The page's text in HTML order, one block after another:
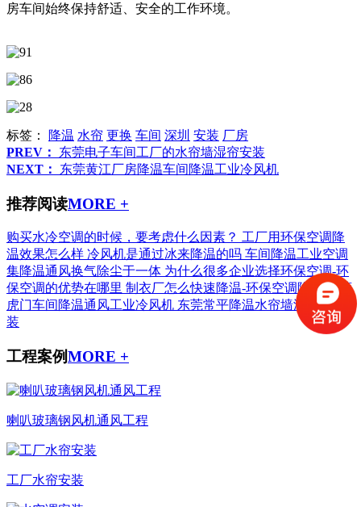
房车间始终保持舒适、安全的工作环境。
标签： 降温 水帘 更换 车间 深圳 安装 厂房
PREV：
东莞电子车间工厂的水帘墙湿帘安装
NEXT：
东莞黄江厂房降温车间降温工业冷风机
推荐阅读MORE +
购买水冷空调的时候，要考虑什么因素？ 工厂用环保空调降
温效果怎么样 冷风机是通过冰来降温的吗 车间降温工业空调
集降温通风换气除尘于一体 为什么很多企业选择环保空调-环
保空调的优势在哪里 制衣厂怎么快速降温-环保空调降温 东莞
虎门车间降温通风工业冷风机 东莞常平降温水帘墙湿帘纸安
装
工程案例MORE +
喇叭玻璃钢风机通风工程
工厂水帘安装